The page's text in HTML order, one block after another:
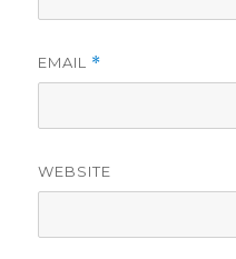
EMAIL *
WEBSITE